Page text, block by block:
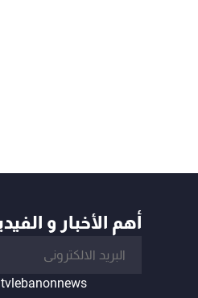
أهم الأخبار و